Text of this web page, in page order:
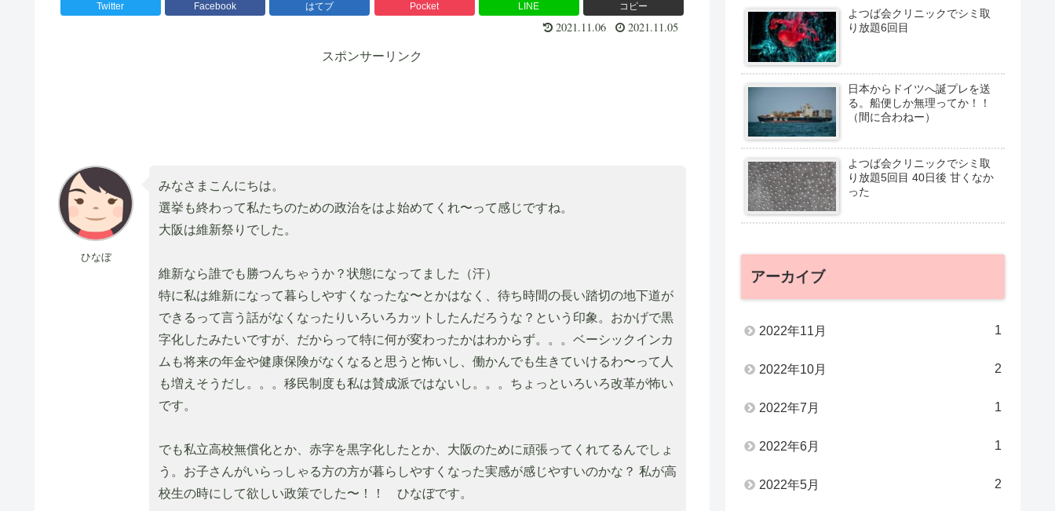
Twitter Facebook はてブ Pocket LINE コピー
2021.11.06 2021.11.05
スポンサーリンク
ひなぼ
みなさまこんにちは。
選挙も終わって私たちのための政治をはよ始めてくれ〜って感じですね。
大阪は維新祭りでした。
維新なら誰でも勝つんちゃうか？状態になってました（汗）
特に私は維新になって暮らしやすくなったな〜とかはなく、待ち時間の長い踏切の地下道が
できるって言う話がなくなったりいろいろカットしたんだろうな？という印象。おかげで黒
字化したみたいですが、だからって特に何が変わったかはわからず。。。ベーシックインカ
ムも将来の年金や健康保険がなくなると思うと怖いし、働かんでも生きていけるわ〜って人
も増えそうだし。。。移民制度も私は賛成派ではないし。。。ちょっといろいろ改革が怖い
です。
でも私立高校無償化とか、赤字を黒字化したとか、大阪のために頑張ってくれてるんでしょ
う。お子さんがいらっしゃる方の方が暮らしやすくなった実感が感じやすいのかな？ 私が高
校生の時にして欲しい政策でした〜！！ ひなぼです。
よつば会クリニックでシミ取
り放題6回目
日本からドイツへ誕プレを送
る。船便しか無理ってか！！
（間に合わねー）
よつば会クリニックでシミ取
り放題5回目 40日後 甘くなか
った
アーカイブ
2022年11月 1
2022年10月 2
2022年7月 1
2022年6月 1
2022年5月 2